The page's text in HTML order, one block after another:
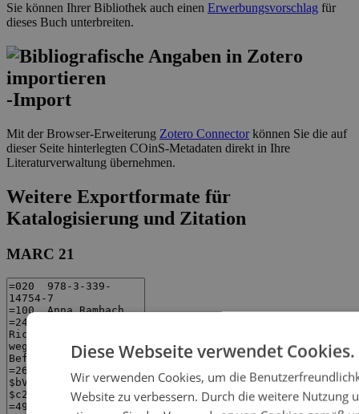
Sie können Ihrer Bibliothek auch einen Erwerbungsvorschlag für
dieses Buch unterbreiten.
-Import
Mit der Browser-Erweiterung Zotero Connectorkönnen Sie die auf
dieser Seite hinterlegten COinS-Metadaten direkt in Ihre
Literaturverwaltung übernehmen.
Weitere Exportformate für
Katalogisierung und Zitation
MARC 21
Diese Webseite verwendet Cookies.
Wir verwenden Cookies, um die
Website zu verbessern. Durch die weitere Nutzung